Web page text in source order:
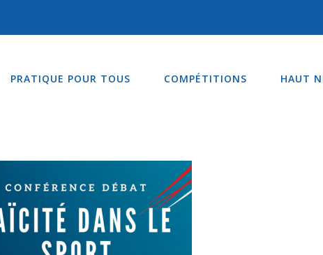
PRATIQUE POUR TOUS COMPÉTITIONS HAUT